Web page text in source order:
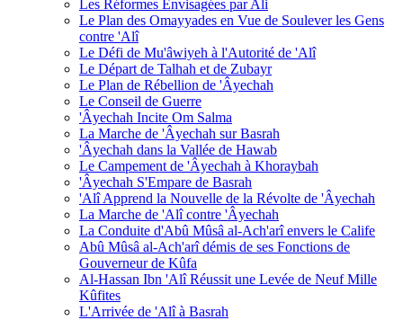
Les Réformes Envisagées par Ali
Le Plan des Omayyades en Vue de Soulever les Gens
contre 'Alî
Le Défi de Mu'âwiyeh à l'Autorité de 'Alî
Le Départ de Talhah et de Zubayr
Le Plan de Rébellion de 'Âyechah
Le Conseil de Guerre
'Âyechah Incite Om Salma
La Marche de 'Âyechah sur Basrah
'Âyechah dans la Vallée de Hawab
Le Campement de 'Âyechah à Khoraybah
'Âyechah S'Empare de Basrah
'Alî Apprend la Nouvelle de la Révolte de 'Âyechah
La Marche de 'Alî contre 'Âyechah
La Conduite d'Abû Mûsâ al-Ach'arî envers le Calife
Abû Mûsâ al-Ach'arî démis de ses Fonctions de
Gouverneur de Kûfa
Al-Hassan Ibn 'Alî Réussit une Levée de Neuf Mille
Kûfites
L'Arrivée de 'Alî à Basrah